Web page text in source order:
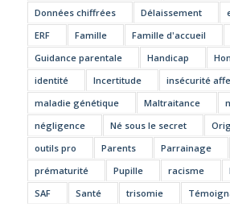
Données chiffrées
Délaissement
ERF
Famille Famille d'accueil
Guidance parentale
Handicap
identité
Incertitude
insécurité
maladie génétique
Maltraitance
négligence
Né sous le secret
outils pro
Parents Parrainage
prématurité
Pupille racisme
SAF
Santé trisomie